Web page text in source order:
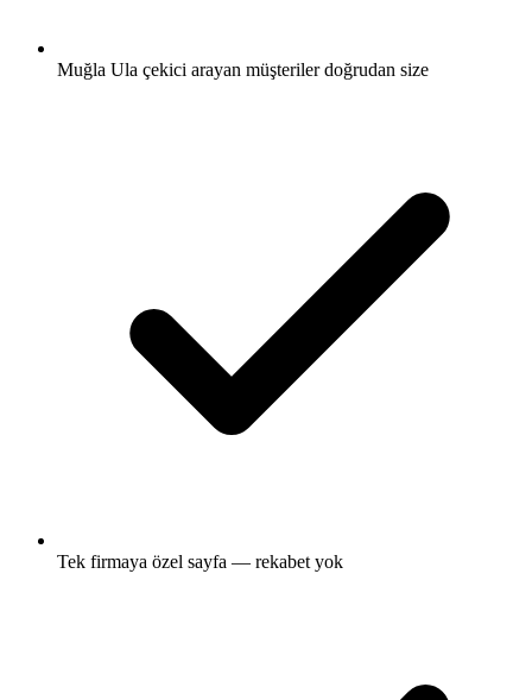
Muğla Ula çekici arayan müşteriler doğrudan size
Tek firmaya özel sayfa — rekabet yok